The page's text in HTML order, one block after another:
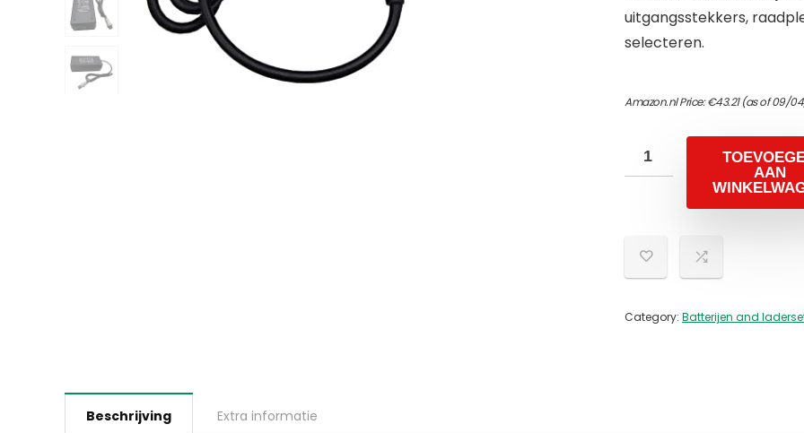
uitgangsstekkers,
selecteren.
Amazon.nl Price:€43.21(as of 09/
AAN
Category: Batterijen and
Beschrijving Extra informatie